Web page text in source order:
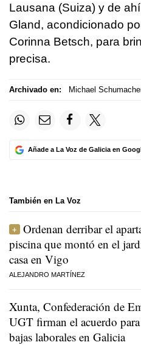
Lausana (Suiza) y de
Gland, acondicionado
Corinna Betsch, para
precisa.
Archivado en: Michael
Añade a La Voz de Galicia en
También en La Voz
Ordenan derribar el
piscina que montó en el
casa en Vigo
ALEJANDRO MARTÍNEZ
Xunta, Confederación de
UGT firman el acuerdo
bajas laborales en Galicia